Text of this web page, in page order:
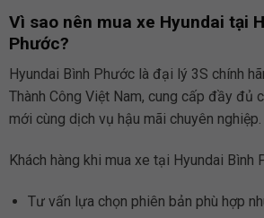
Vì sao nên mua xe Hyundai tại
Phước?
Hyundai Bình Phước là đại lý 3S chính
Thành Công Việt Nam, cung cấp đầy đủ
mới cùng dịch vụ hậu mãi chuyên nghiệp.
Khách hàng khi mua xe tại Hyundai Bình
Tư vấn lựa chọn phiên bản phù hợp